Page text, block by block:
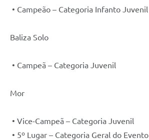
• Campeão – Categoria Infanto Juvenil
Baliza Solo
• Campeã – Categoria Juvenil
Mor
• Vice-Campeã – Categoria Juvenil
• 5º Lugar – Categoria Geral do Evento